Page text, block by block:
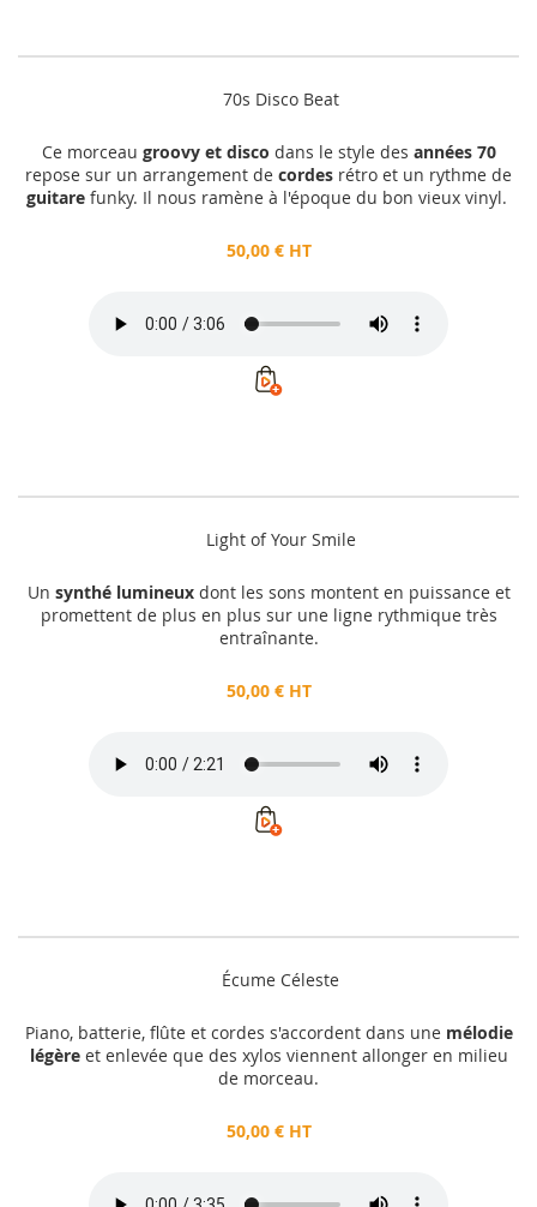
70s Disco Beat
Ce morceau groovy et disco dans le style des années 70
repose sur un arrangement de cordes rétro et un rythme de
guitarefunky. Il nous ramène à l'époque du bon vieux vinyl.
50,00 € HT
Light of Your Smile
Un synthé lumineuxdont les sons montent en puissance et
promettent de plus en plus sur une ligne rythmique très
entraînante.
50,00 € HT
Écume Céleste
Piano, batterie, flûte et cordes s'accordent dans une mélodie
légèreet enlevée que des xylos viennent allonger en milieu
de morceau.
50,00 € HT